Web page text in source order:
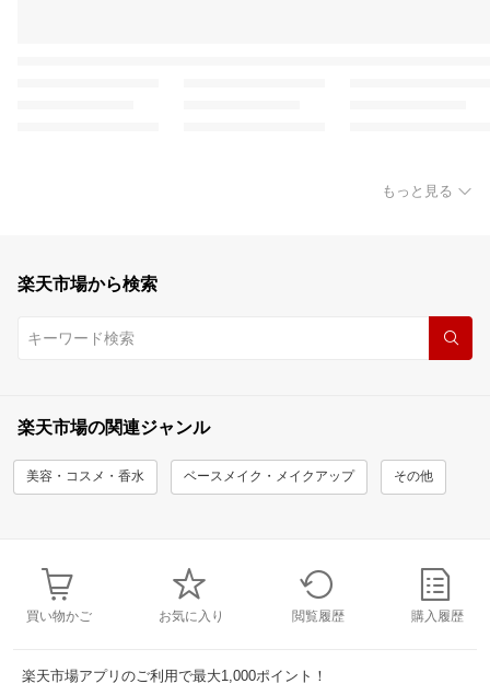
もっと見る
楽天市場から検索
楽天市場の関連ジャンル
美容・コスメ・香水 ベースメイク・メイクアップ その他
買い物かご お気に入り 閲覧履歴 購入履歴
楽天市場アプリのご利用で最大1,000ポイント！